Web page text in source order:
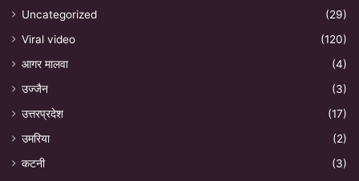
Uncategorized
(29)
Viral video
(120)
आगर मालवा
(4)
उज्जैन
(3)
उत्तरप्रदेश
(17)
उमरिया
(2)
कटनी
(3)